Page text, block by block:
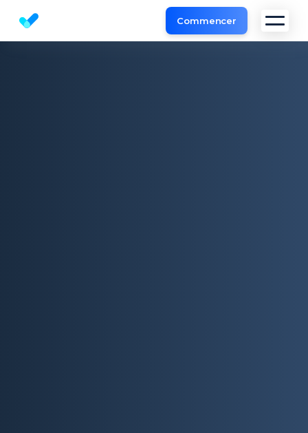
Outil d'Analyse de Site et l'audit SEO gratuit
Commencer